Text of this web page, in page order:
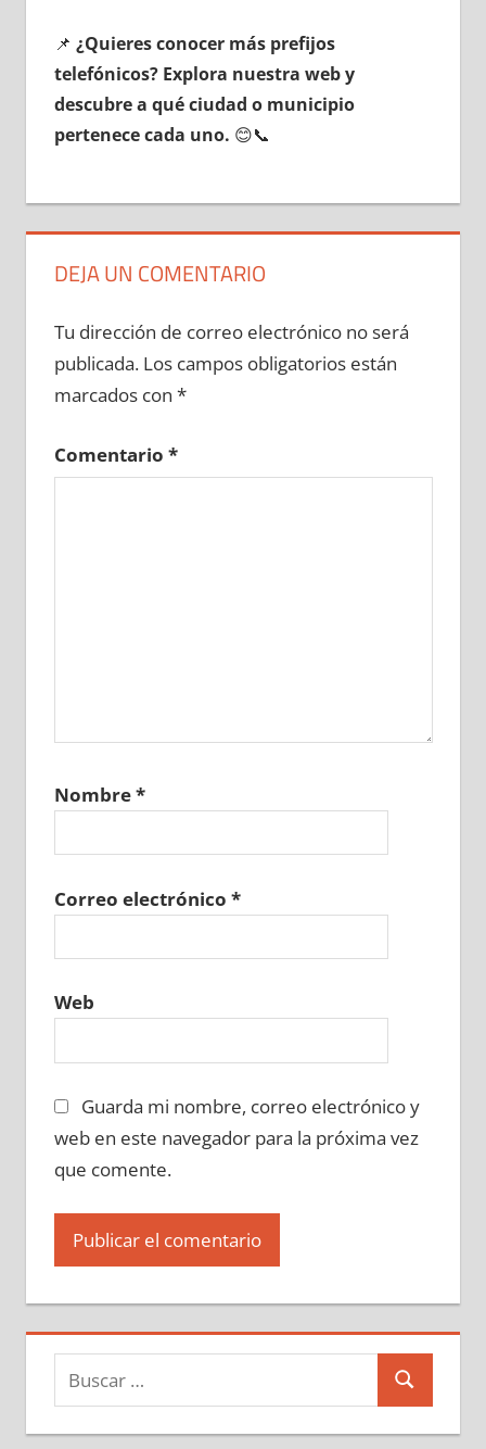
📌 ¿Quieres conocer mа́s prefijos
telefónicos? Explora nuestra web у
descubre а qué ciudad ο municipio
pertenece cada uno. 😊📞
DEJA UN COMENTARIO
Tu dirección de correo electrónico no será
publicada. Los campos obligatorios están
marcados con *
Comentario *
Nombre*
Correo electrónico *
Web
Guarda mi nombre, correo electrónico y
web en este navegador para la próxima vez
que comente.
Buscar